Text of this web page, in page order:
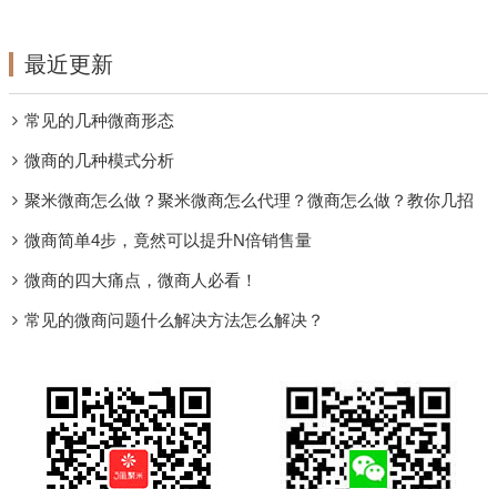
最近更新
常见的几种微商形态
微商的几种模式分析
聚米微商怎么做？聚米微商怎么代理？微商怎么做？教你几招
微商简单4步，竟然可以提升N倍销售量
微商的四大痛点，微商人必看！
常见的微商问题什么解决方法怎么解决？